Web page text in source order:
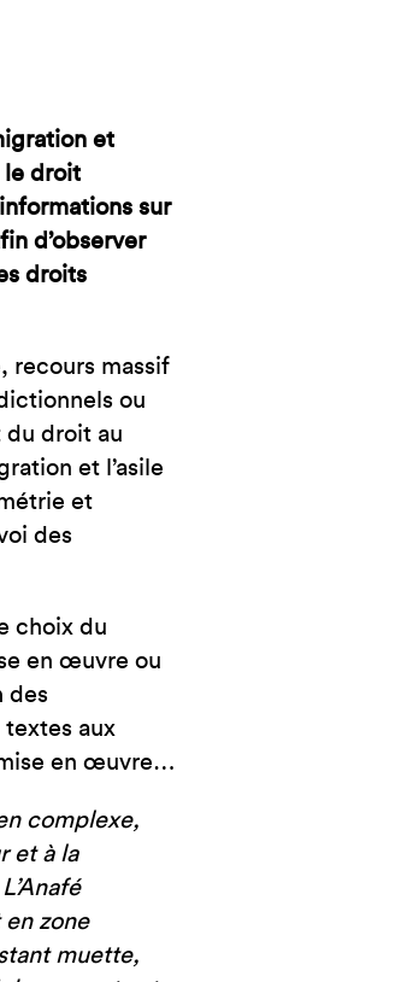
et
le droit
sur
d’observer
droits
recours massif
ou
du droit au
et l’asile
et
des
choix du
en œuvre ou
des
textes aux
en œuvre…
complexe,
et à la
zone
muette,